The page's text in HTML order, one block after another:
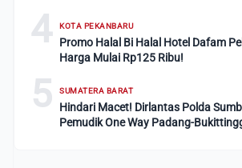
4 KOTA PEKANBARU
Promo Halal Bi Halal Hotel Dafam
Harga Mulai Rp125 Ribu!
5 SUMATERA BARAT
Hindari Macet! Dirlantas Polda
Pemudik One Way Padang-